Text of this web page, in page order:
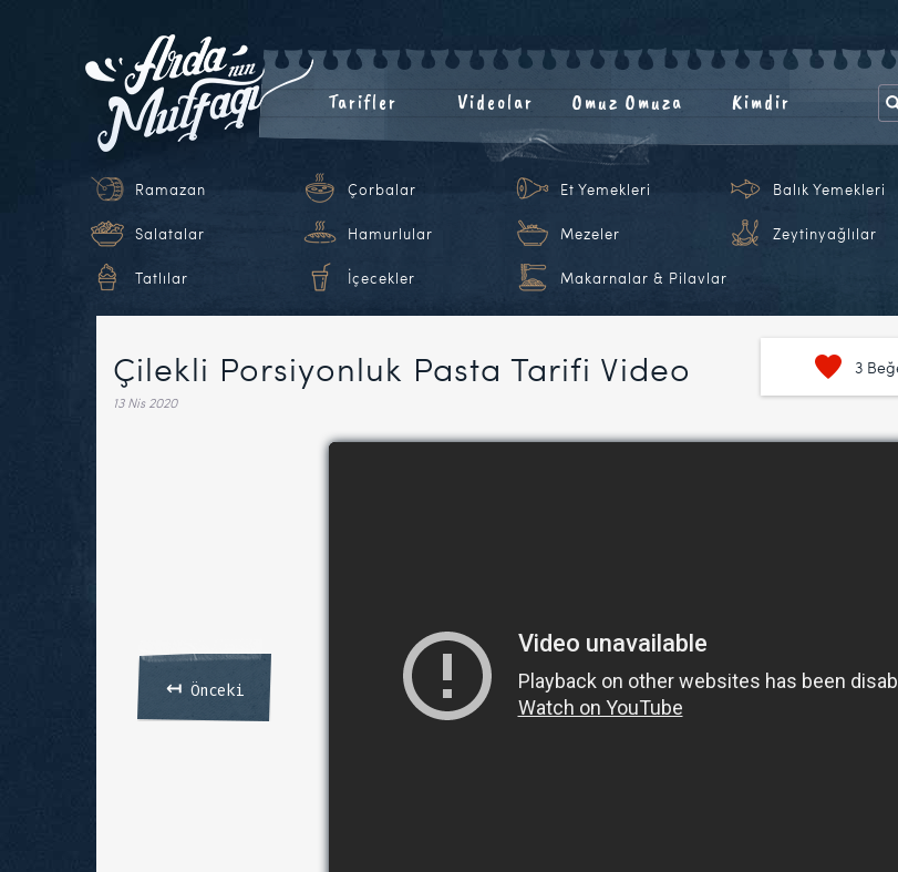
Tarifler Videolar Omuz Omuza Kimdir
Ramazan Çorbalar Et Yemekleri Balık Yemekleri
Salatalar Hamurlular Mezeler Zeytinyağlılar
Tatlılar İçecekler Makarnalar & Pilavlar
Çilekli Porsiyonluk Pasta Tarifi Video
13 Nis 2020
3
↤Önceki